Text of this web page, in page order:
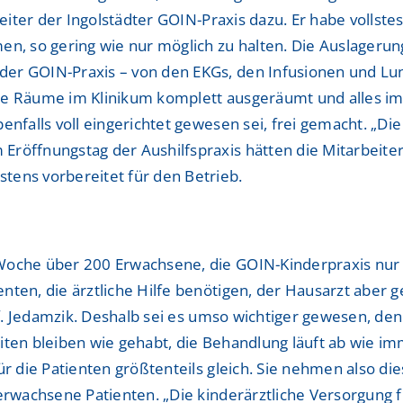
der Ingolstädter GOIN-Praxis dazu. Er habe
so gering wie nur möglich zu halten. Die
GOIN-Praxis – von den EKGs, den Infusionen und
Räume im Klinikum komplett ausgeräumt und alles
voll eingerichtet gewesen sei, frei gemacht.
Eröffnungstag der Aushilfspraxis hätten die
vorbereitet für den Betrieb.
über 200 Erwachsene, die GOIN-Kinderpraxis
die ärztliche Hilfe benötigen, der Hausarzt aber
Deshalb sei es umso wichtiger gewesen,
bleiben wie gehabt, die Behandlung läuft ab wie
die Patienten größtenteils gleich. Sie nehmen also
Patienten. „Die kinderärztliche